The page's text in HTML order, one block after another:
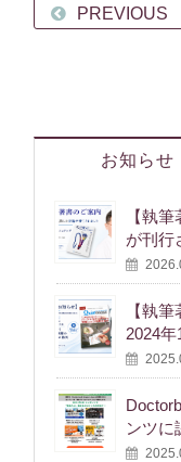
PREVIOUS
お知らせ
【執
が刊行
【執
2024
ンツに